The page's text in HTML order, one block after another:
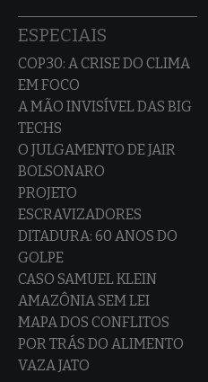
ESPECIAIS
COP30: A CRISE DO CLIMA
EM FOCO
A MÃO INVISÍVEL DAS BIG
TECHS
O JULGAMENTO DE JAIR
BOLSONARO
PROJETO
ESCRAVIZADORES
DITADURA: 60 ANOS DO
GOLPE
CASO SAMUEL KLEIN
AMAZÔNIA SEM LEI
MAPA DOS CONFLITOS
POR TRÁS DO ALIMENTO
VAZA JATO